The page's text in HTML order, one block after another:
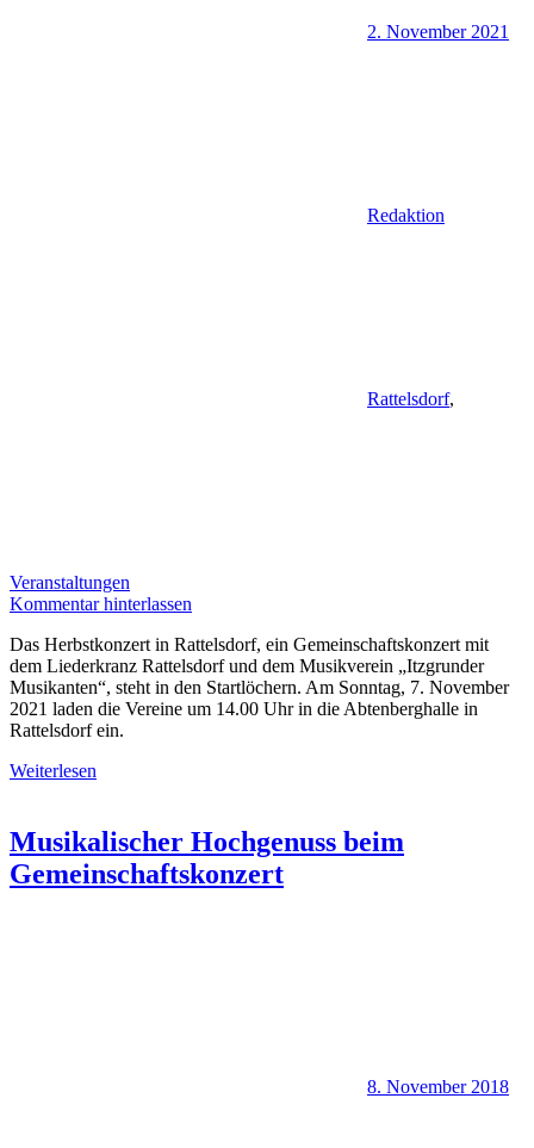
2. November 2021
Redaktion
Rattelsdorf,
Veranstaltungen
Kommentar hinterlassen
Das Herbstkonzert in Rattelsdorf, ein Gemeinschaftskonzert mit
dem Liederkranz Rattelsdorf und dem Musikverein „Itzgrunder
Musikanten“, steht in den Startlöchern. Am Sonntag, 7. November
2021 laden die Vereine um 14.00 Uhr in die Abtenberghalle in
Rattelsdorf ein.
Weiterlesen
Musikalischer Hochgenuss beim
Gemeinschaftskonzert
8. November 2018